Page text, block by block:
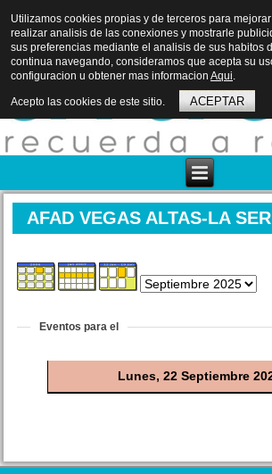
AFAD VEGAS ALTAS-LA
Eventos para el
Lunes, 22 Septiembre
Utilizamos cookies propias y de terceros para
realizar analisis de las conexiones y mostrarle
sus preferencias mediante el analisis de sus habitos
continua navegando, consideramos que acepta su
configuracion u obtener mas informacion Aqui.
Acepto las cookies de este sitio. ACEPTAR